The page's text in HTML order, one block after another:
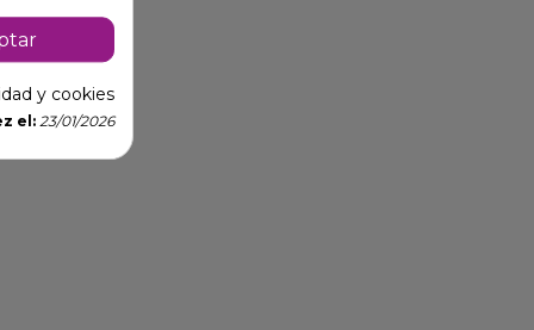
y cookies
el: 23/01/2026